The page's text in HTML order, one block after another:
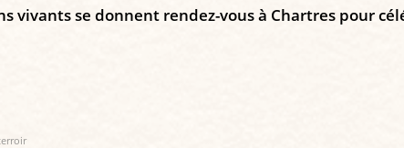
vivants se donnent rendez-vous à Chartres pour